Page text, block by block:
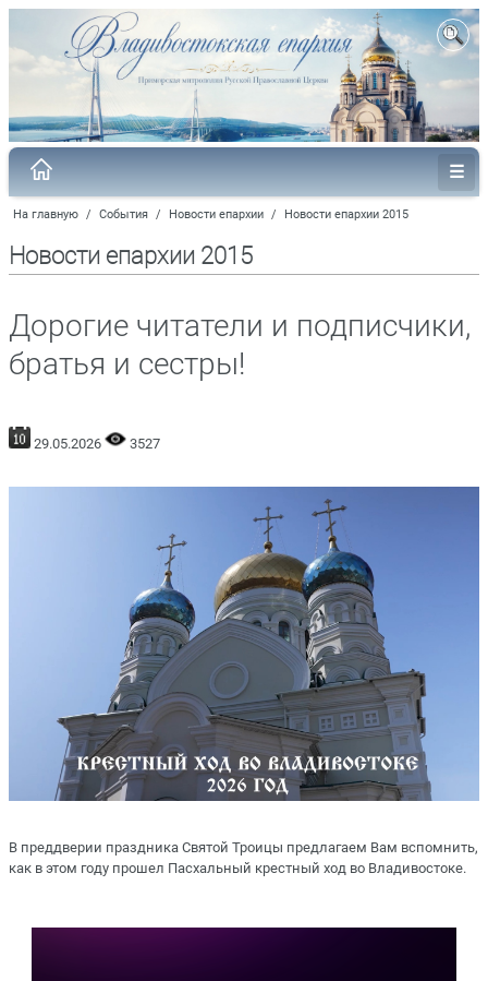
На главную / События / Новости епархии / Новости епархии 2015
Новости епархии 2015
Дорогие читатели и подписчики,
братья и сестры!
29.05.2026 3527
В преддверии праздника Святой Троицы предлагаем Вам вспомнить,
как в этом году прошел Пасхальный крестный ход во Владивостоке.